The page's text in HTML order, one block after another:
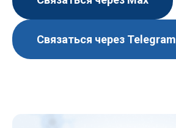
Связаться через Telegram